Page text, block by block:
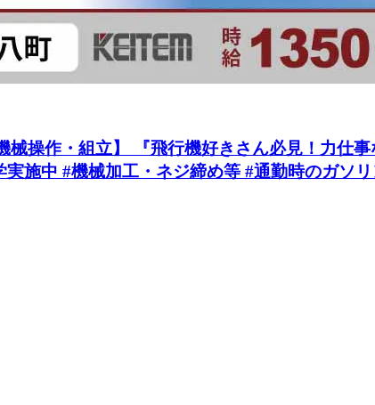
械操作・組立】 『飛行機好きさん必見！力仕
施中 #機械加工・ネジ締め等 #通勤時のガソリ